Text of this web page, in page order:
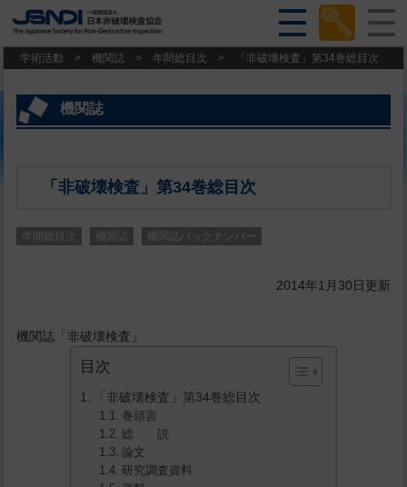
学術活動 > 機関誌 > 年間総目次 > 「非破壊検査」第34巻総目次
機関誌
「非破壊検査」第34巻総目次
年間総目次 機関誌 機関誌バックナンバー
2014年1月30日更新
機関誌「非破壊検査」
目次
「非破壊検査」第34巻総目次
巻頭言
総 説
論文
研究調査資料